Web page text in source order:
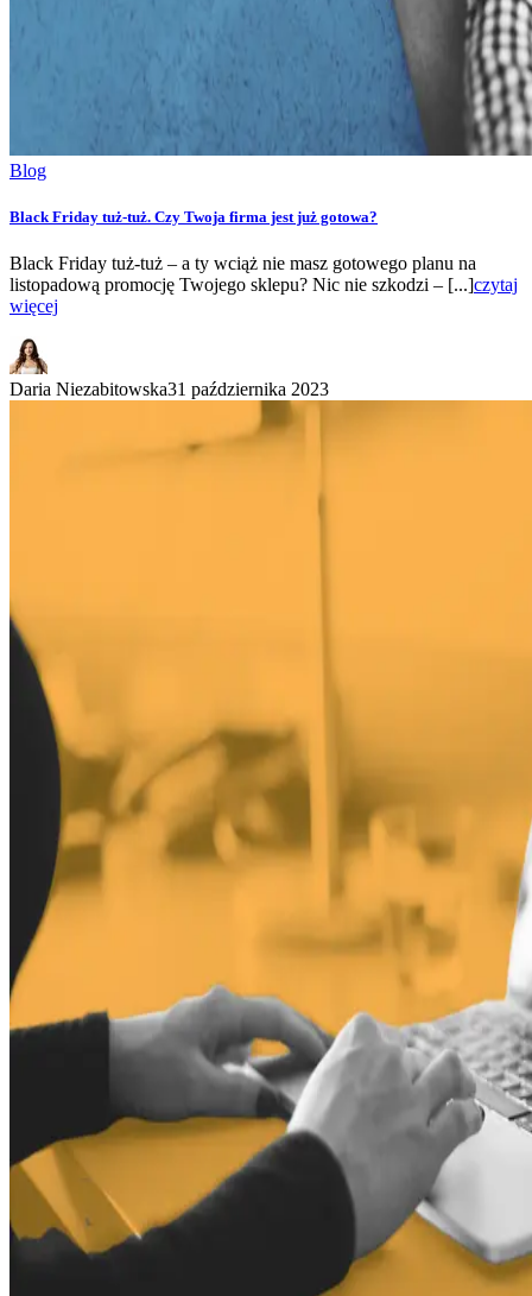
Blog
Black Friday tuż-tuż. Czy Twoja firma jest już gotowa?
Black Friday tuż-tuż – a ty wciąż nie masz gotowego planu na
listopadową promocję Twojego sklepu? Nic nie szkodzi – [...]czytaj
więcej
Daria Niezabitowska31 października 2023